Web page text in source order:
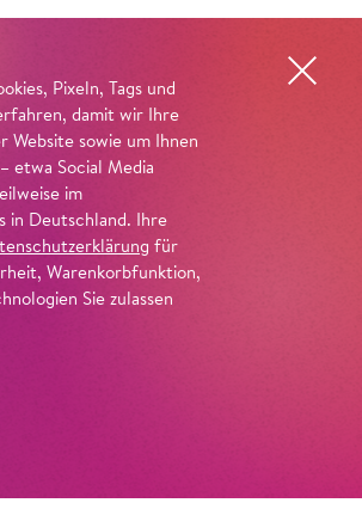
Pixeln, Tags und
damit wir Ihre
sowie um Ihnen
etwa Social Media
im
in Deutschland. Ihre
für
Warenkorbfunktion,
Sie zulassen